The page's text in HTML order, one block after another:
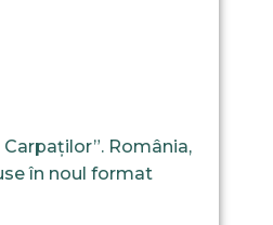
România,
în noul format